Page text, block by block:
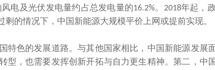
电及光伏发电量约占总发电量的16.2%。 2018年起，
的情况下，中国新能源大规模平价上网或提前实现。
特色的发展道路。与其他国家相比，中国新能源发展
型，也需要发挥创新开拓与自力更生精神。第二，中